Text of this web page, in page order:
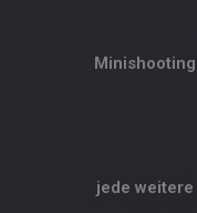
Minishooting
jede